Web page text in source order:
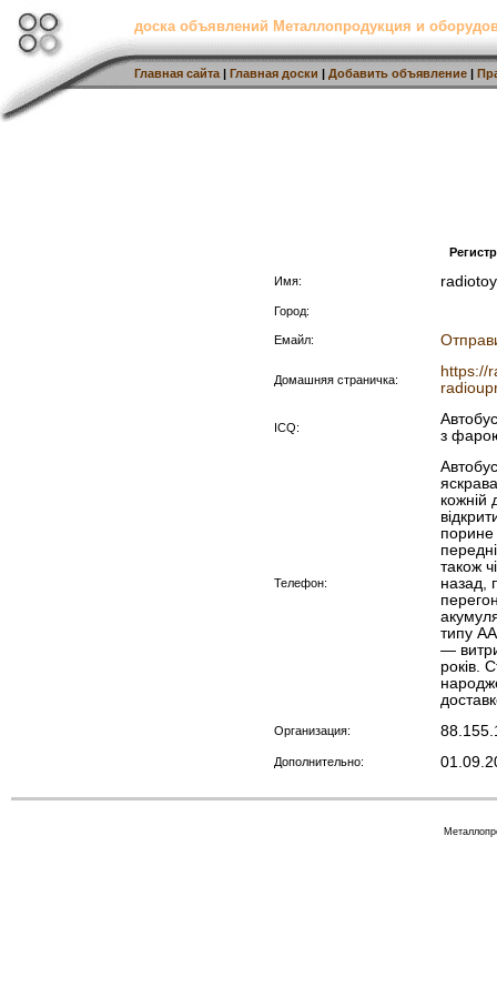
доска объявлений Металлопродукция и
Главная сайта | Главная доски | Добавить объявление |
Имя:
Город:
Емайл:
Домашняя страничка:
https://
ICQ:
з
Телефон:
кожній
порине
також
назад,
типу
—
років.
Организация:
Дополнительно: